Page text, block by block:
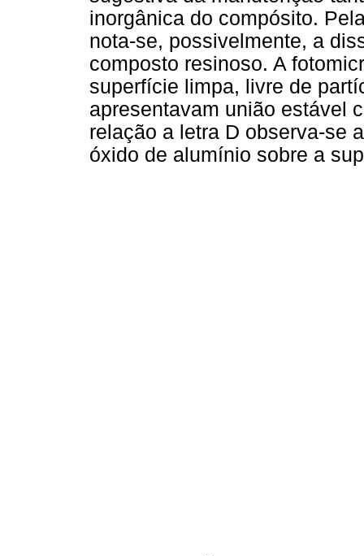
inorgânica do compósito.
nota-se, possivelmente, a
composto resinoso. A
superfície limpa, livre de
apresentavam união estável
relação a letra D observa-se
óxido de alumínio sobre a